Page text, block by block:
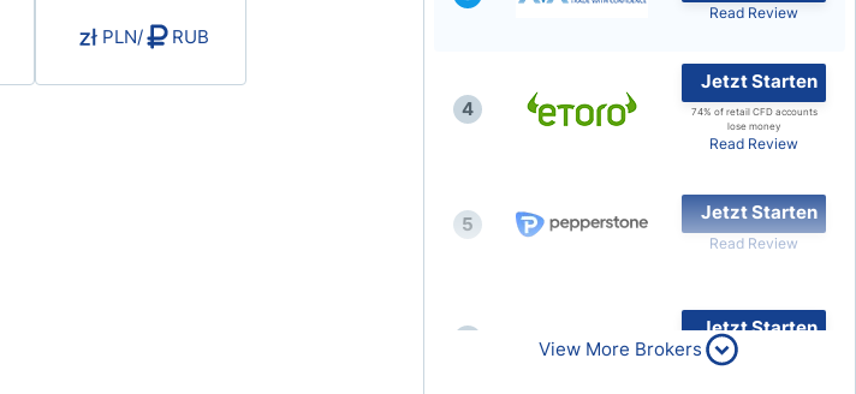
PLN/ RUB
Read Review
4
Jetzt Starten
74% of retail CFD accounts
lose money
Read Review
5
Jetzt Starten
Read Review
Jetzt Starten
Read Review
View More Brokers